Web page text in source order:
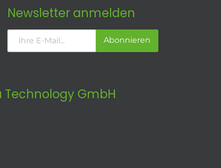
Newsletter anmelden
Abonnieren
GmbH